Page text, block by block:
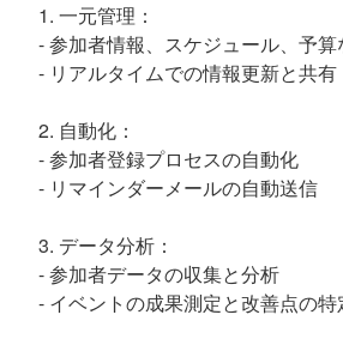
1. 一元管理：
- 参加者情報、スケジュール、予
- リアルタイムでの情報更新と共有
2. 自動化：
- 参加者登録プロセスの自動化
- リマインダーメールの自動送信
3. データ分析：
- 参加者データの収集と分析
- イベントの成果測定と改善点の特